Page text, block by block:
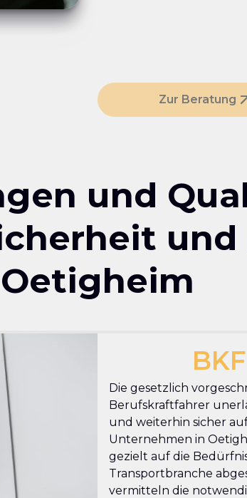
Zur Beratung
und
Oetigheim
Die gesetzlich
Berufskraftfahrer
und weiterhin sicher
Unternehmen in
gezielt auf die
Transportbranche
vermitteln die